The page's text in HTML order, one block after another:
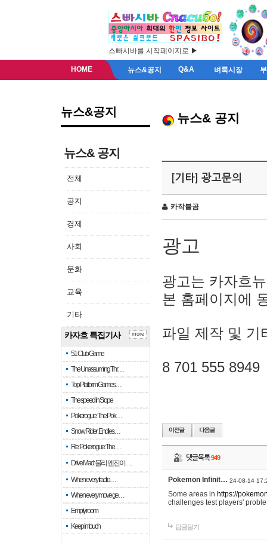
스빠시바를 시작페이지로 ▶
HOME 뉴스&공지 Q&A 벼룩시장
뉴스&공지
뉴스& 공지
전체
공지
경제
사회
문화
교육
기타
카자흐 특집기사
51 Club Game
The Unassuming Thr…
Top Platform Games…
The speed in Slope
Pokerogue: The Pok…
Snow Rider: Endles…
Re: Pokerogue: The…
Drive Mad: 물리 엔진이 …
When every fractio…
When every move ge…
Empty room
Keep in touch
more
뉴스& 공지
[기타] 광고문의
카작불곰
광고
광고는 카자흐
본 홈페이지에
파일 제작 및 기
8 701 555 8949
댓글목록949
Pokemon Infinit… 24-08-14
Some areas in https://
challenges test players'
답글달기